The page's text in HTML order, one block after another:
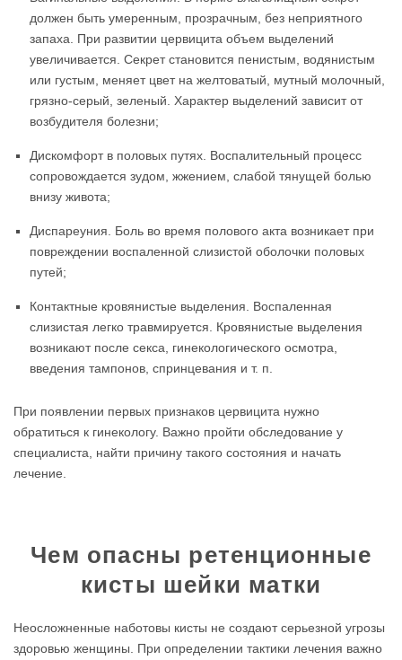
должен быть умеренным, прозрачным, без неприятного
запаха. При развитии цервицита объем выделений
увеличивается. Секрет становится пенистым, водянистым
или густым, меняет цвет на желтоватый, мутный молочный,
грязно-серый, зеленый. Характер выделений зависит от
возбудителя болезни;
Дискомфорт в половых путях. Воспалительный процесс
сопровождается зудом, жжением, слабой тянущей болью
внизу живота;
Диспареуния. Боль во время полового акта возникает при
повреждении воспаленной слизистой оболочки половых
путей;
Контактные кровянистые выделения. Воспаленная
слизистая легко травмируется. Кровянистые выделения
возникают после секса, гинекологического осмотра,
введения тампонов, спринцевания и т. п.
При появлении первых признаков цервицита нужно
обратиться к гинекологу. Важно пройти обследование у
специалиста, найти причину такого состояния и начать
лечение.
Чем опасны ретенционные
кисты шейки матки
Неосложненные наботовы кисты не создают серьезной угрозы
здоровью женщины. При определении тактики лечения важно